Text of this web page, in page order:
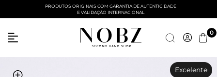
PRODUTOS ORIGINAIS COM GARANTIA DE AUTENTICIDADE
E VALIDAÇÃO INTERNACIONAL
0
Excelente